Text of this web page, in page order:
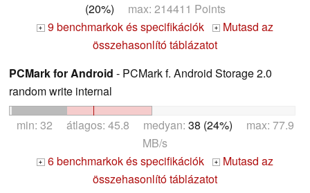
(20%) max: 214411 Points
+ 9 benchmarkok és specifikációk +
Mutasd az
összehasonlító táblázatot
PCMark for Android - PCMark f. Android Storage 2.0
random write internal
min: 32 átlagos: 45.8 medyan: 38 (24%) max: 77.9
MB/s
+ 6 benchmarkok és specifikációk +
Mutasd az
összehasonlító táblázatot